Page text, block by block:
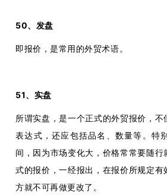
50、发盘
即报价，是常用的外贸术语。
51、实盘
所谓实盘，是一个正式的外贸报价，
表达式，还应包括品名、数量等。特
间，因为市场变化大，价格常常要随行
式的报价，一经报出，在报价所规定有
方就不可再做更改了。